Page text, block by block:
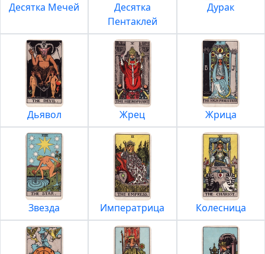
Десятка Мечей
Десятка
Пентаклей
Дурак
Дьявол Жрец Жрица
Звезда Императрица Колесница